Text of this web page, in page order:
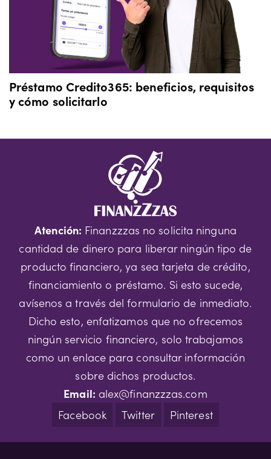
Préstamo Credito365: beneficios, requisitos
y cómo solicitarlo
Atención: Finanzzzas no solicita ninguna
cantidad de dinero para liberar ningún tipo de
producto financiero, ya sea tarjeta de crédito,
financiamiento o préstamo. Si esto sucede,
avísenos a través del formulario de inmediato.
Dicho esto, enfatizamos que no ofrecemos
ningún servicio financiero, solo trabajamos
como un enlace para consultar información
sobre dichos productos.
Email: alex@finanzzzas.com
Facebook
Twitter Pinterest